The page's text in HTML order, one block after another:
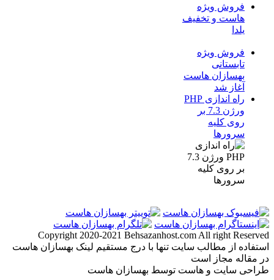
فروش ویژه
هاست و تخفیف
یلدا
فروش ویژه
تابستانی
بهسازان هاست
آغاز شد
راه اندازی PHP
ورژن 7.3 بر
روی کلیه
سرورها
Copyright 2020-2021 Behsazanhost.com All right Reserved
استفاده از مطالب سایت تنها با درج مستقیم لینک بهسازان هاست
در مقاله مجاز است
طراحی سایت و هاست توسط بهسازان هاست